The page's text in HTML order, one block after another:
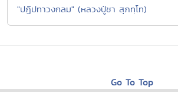
"ปฎิปทาวงกลม" (หลวงปู่ชา สุภทฺโท)
Go To Top